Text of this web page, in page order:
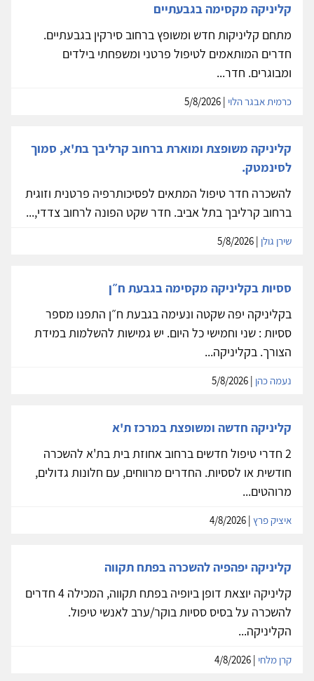
קליניקה מקסימה בגבעתיים
מתחם קליניקות חדש ומשופץ ברחוב סירקין בגבעתיים.
חדרים המותאמים לטיפול פרטני ומשפחתי בילדים
ומבוגרים. חדר...
כרמית אבגר הלוי
קליניקה משופצת ומוארת ברחוב קרליבך בת'א, סמוך
לסינמטק.
להשכרה חדר טיפול המתאים לפסיכותרפיה פרטנית וזוגית
ברחוב קרליבך בתל אביב. חדר שקט הפונה לרחוב צדדי,...
שירן גולן
ססיות בקליניקה מקסימה בגבעת ח״ן
בקליניקה יפה שקטה ונעימה בגבעת ח״ן התפנו מספר
ססיות : שני וחמישי כל היום. יש גמישות להשלמות במידת
הצורך. בקליניקה...
נעמה כהן
קליניקה חדשה ומשופצת במרכז ת'א
2 חדרי טיפול חדשים ברחוב אחוזת בית בת'א להשכרה
חודשית או לססיות. החדרים מרווחים, עם חלונות גדולים,
מרוהטים...
איציק פרץ
קליניקה יפהפיה להשכרה בפתח תקווה
קליניקה יוצאת דופן ביופיה בפתח תקווה, המכילה 4 חדרים
להשכרה על בסיס ססיות בוקר/ערב לאנשי טיפול.
הקליניקה...
קרן מלחי